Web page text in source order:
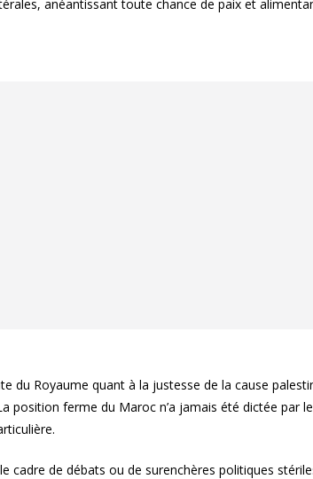
anéantissant toute chance de paix et
du Royaume quant à la justesse de la cause
position ferme du Maroc n’a jamais été dictée par
cadre de débats ou de surenchères politiques